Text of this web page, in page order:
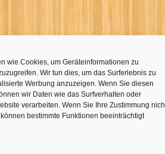
wie Cookies, um Geräteinformationen zu
Wir tun dies, um das Surferlebnis zu
Werbung anzuzeigen. Wenn Sie diesen
wir Daten wie das Surfverhalten oder
verarbeiten. Wenn Sie Ihre Zustimmung
bestimmte Funktionen beeinträchtigt